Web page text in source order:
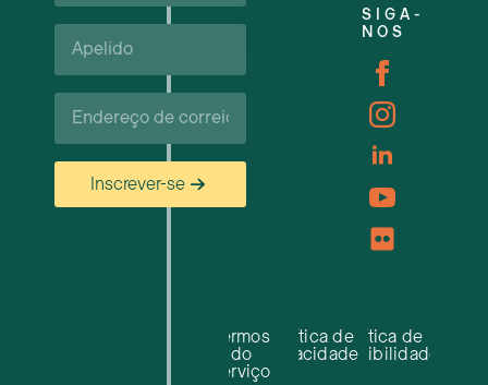
Apelido*
Correio
eletrónico*
Inscrever-se
SIGA-
NOS
Termos
do
serviço
Política de
privacidade
Política de
acessibilidade